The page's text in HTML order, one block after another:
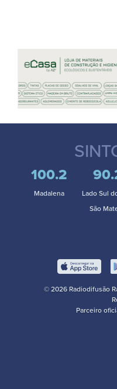
100.2
Madalena
Lado Sul
São
© 2026 Radiodifusão
Parceiro